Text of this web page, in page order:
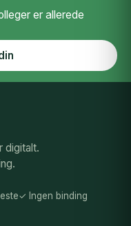
er allerede
digitalt.
✓ Ingen binding